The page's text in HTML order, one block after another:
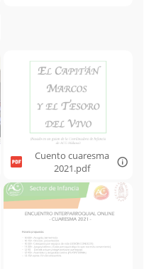
Cuento cuaresma
2021.pdf